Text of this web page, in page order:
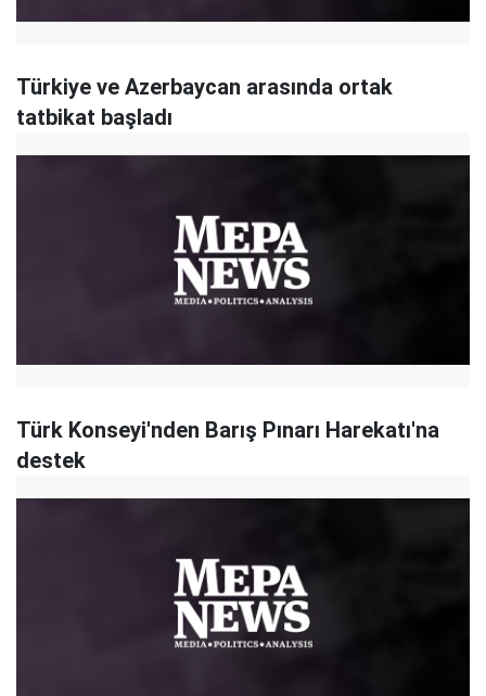
Türkiye ve Azerbaycan arasında ortak
tatbikat başladı
Türk Konseyi'nden Barış Pınarı Harekatı'na
destek